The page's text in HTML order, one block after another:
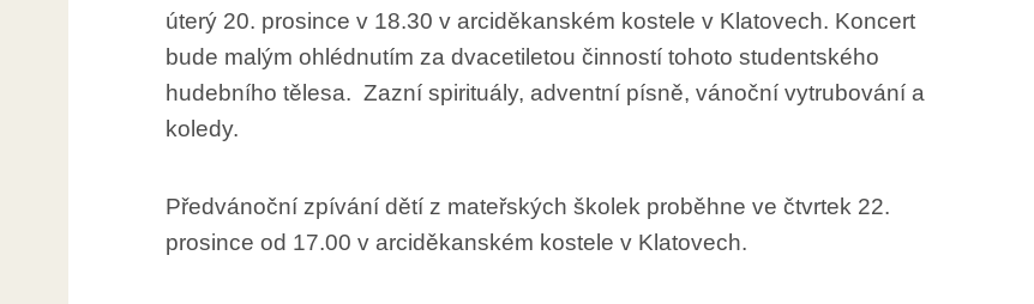
úterý 20. prosince v 18.30 v arciděkanském kostele v Klatovech. Koncert
bude malým ohlédnutím za dvacetiletou činností tohoto studentského
hudebního tělesa. Zazní spirituály, adventní písně, vánoční vytrubování a
koledy.
Předvánoční zpívání dětí z mateřských školek proběhne ve čtvrtek 22.
prosince od 17.00 v arciděkanském kostele v Klatovech.